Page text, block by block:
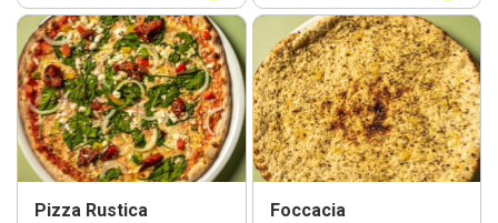
Pizza Rustica Foccacia